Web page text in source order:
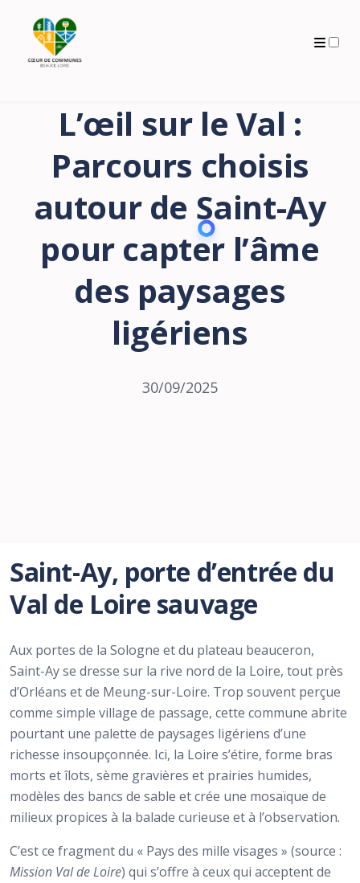
L’œil sur le Val :
Parcours choisis
autour de Saint-Ay
pour capter l’âme
des paysages
ligériens
30/09/2025
Saint-Ay, porte d’entrée du
Val de Loire sauvage
Aux portes de la Sologne et du plateau beauceron,
Saint-Ay se dresse sur la rive nord de la Loire, tout près
d’Orléans et de Meung-sur-Loire. Trop souvent perçue
comme simple village de passage, cette commune abrite
pourtant une palette de paysages ligériens d’une
richesse insoupçonnée. Ici, la Loire s’étire, forme bras
morts et îlots, sème gravières et prairies humides,
modèles des bancs de sable et crée une mosaïque de
milieux propices à la balade curieuse et à l’observation.
C’est ce fragment du « Pays des mille visages » (source :
Mission Val de Loire) qui s’offre à ceux qui acceptent de